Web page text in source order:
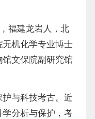
，福建龙岩人，北
机化学专业博士
文保院副研究馆
与科技考古。近
分析与保护，考